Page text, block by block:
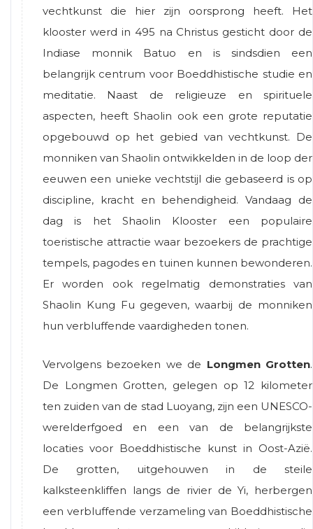
vechtkunst die hier zijn oorsprong heeft. Het
klooster werd in 495 na Christus gesticht door de
Indiase monnik Batuo en is sindsdien een
belangrijk centrum voor Boeddhistische studie en
meditatie. Naast de religieuze en spirituele
aspecten, heeft Shaolin ook een grote reputatie
opgebouwd op het gebied van vechtkunst. De
monniken van Shaolin ontwikkelden in de loop der
eeuwen een unieke vechtstijl die gebaseerd is op
discipline, kracht en behendigheid. Vandaag de
dag is het Shaolin Klooster een populaire
toeristische attractie waar bezoekers de prachtige
tempels, pagodes en tuinen kunnen bewonderen.
Er worden ook regelmatig demonstraties van
Shaolin Kung Fu gegeven, waarbij de monniken
hun verbluffende vaardigheden tonen.
Vervolgens bezoeken we de Longmen Grotten.
De Longmen Grotten, gelegen op 12 kilometer
ten zuiden van de stad Luoyang, zijn een UNESCO-
werelderfgoed en een van de belangrijkste
locaties voor Boeddhistische kunst in Oost-Azië.
De grotten, uitgehouwen in de steile
kalksteenkliffen langs de rivier de Yi, herbergen
een verbluffende verzameling van Boeddhistische